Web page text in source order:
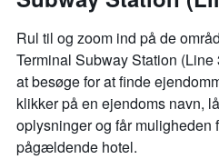
Rul til og zoom ind på de
Terminal Subway Station
at besøge for at finde
klikker på en ejendoms navn,
oplysninger og får muligheden
pågældende hotel.